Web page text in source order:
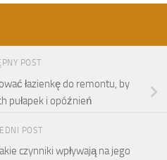
POST
łazienkę do remontu, by
pułapek i opóźnień
POST
czynniki wpływają na jego